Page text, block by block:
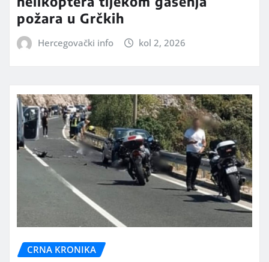
požara u Grčkih
Hercegovački info kol 2, 2026
CRNA KRONIKA